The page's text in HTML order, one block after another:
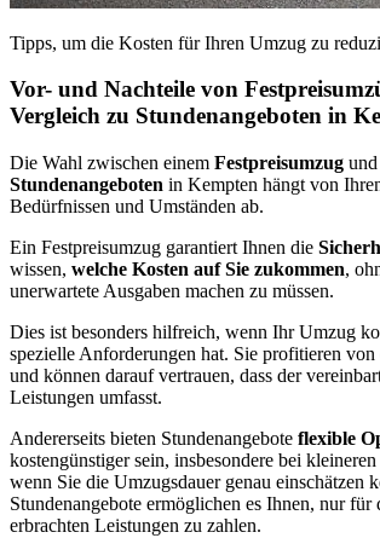
Tipps, um die Kosten für Ihren Umzug zu
Vor- und Nachteile von
Vergleich zu Stundenangeboten in
Die Wahl zwischen einem Festpreisumzug und
Stundenangeboten in Kempten hängt von
Bedürfnissen und Umständen ab.
Ein Festpreisumzug garantiert Ihnen die
wissen, welche Kosten auf Sie zukommen,
unerwartete Ausgaben machen zu müssen.
Dies ist besonders hilfreich, wenn Ihr Umzug
spezielle Anforderungen hat. Sie profitieren von
und können darauf vertrauen, dass der
Leistungen umfasst.
Andererseits bieten Stundenangebote flexible
kostengünstiger sein, insbesondere bei
wenn Sie die Umzugsdauer genau einschätzen
Stundenangebote ermöglichen es Ihnen, nur für
erbrachten Leistungen zu zahlen.